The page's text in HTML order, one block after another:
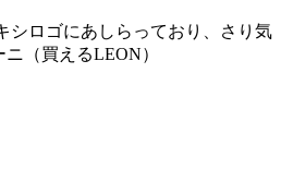
シロゴにあしらっており、さり気
（買えるLEON）